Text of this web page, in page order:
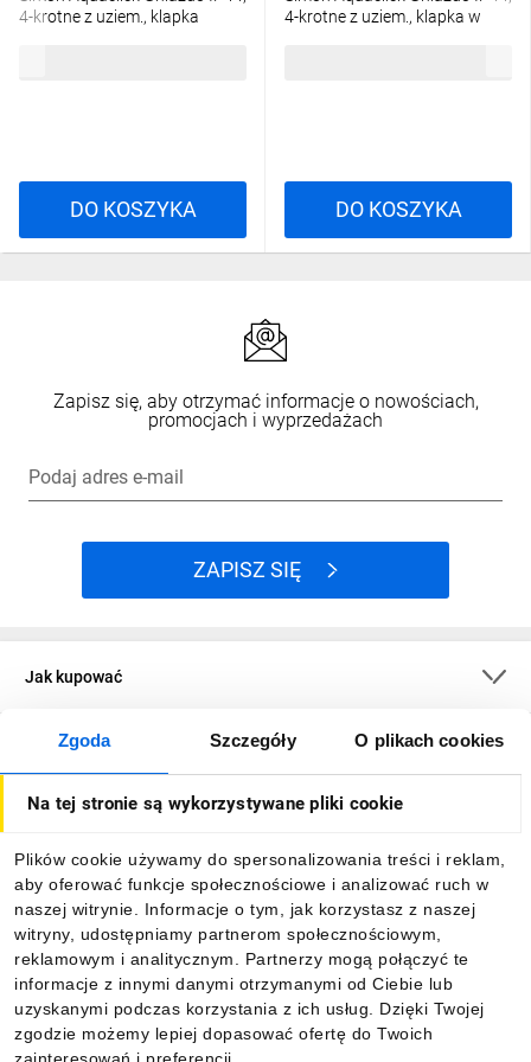
Zgoda Szczegóły O plikach cookies
Na tej stronie są wykorzystywane pliki cookie
Plików cookie używamy do spersonalizowania treści i reklam,
aby oferować funkcje społecznościowe i analizować ruch w
naszej witrynie. Informacje o tym, jak korzystasz z naszej
witryny, udostępniamy partnerom społecznościowym,
reklamowym i analitycznym. Partnerzy mogą połączyć te
informacje z innymi danymi otrzymanymi od Ciebie lub
uzyskanymi podczas korzystania z ich usług. Dzięki Twojej
zgodzie możemy lepiej dopasować ofertę do Twoich
4-krotne z uziem., klapka
DO KOSZYKA
4-krotne z uziem., klapka w
DO KOSZYKA
Zapisz się, aby otrzymać informacje o nowościach,
promocjach i wyprzedażach
Podaj adres e-mail
ZAPISZ SIĘ
Jak kupować
O firmie
Informacje
Pobierz naszą aplikację mobilną: